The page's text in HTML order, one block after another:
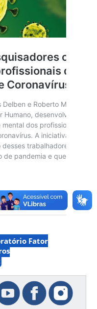
Fator